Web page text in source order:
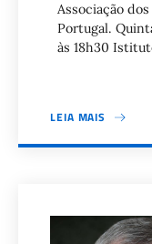
Associação
Portugal.
às 18h30
LEIA MAIS